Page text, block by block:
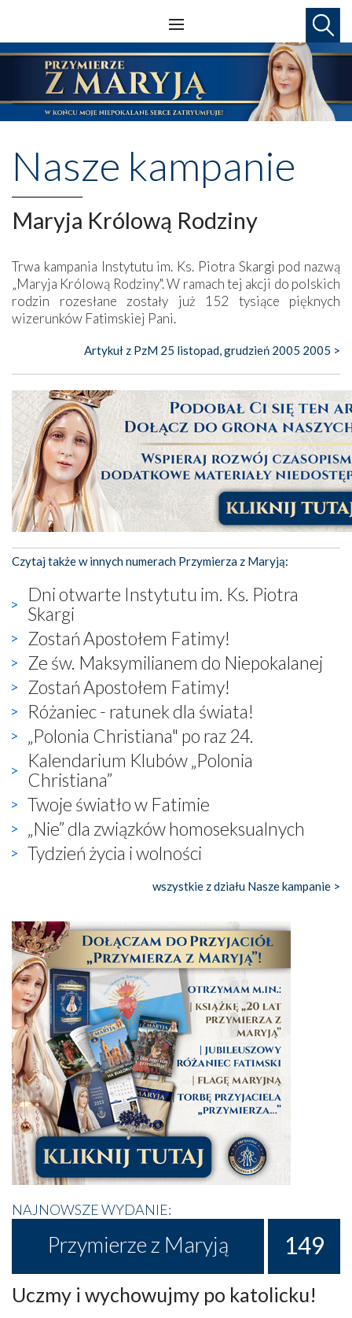
Nasze kampanie
Maryja Królową Rodziny
Trwa kampania Instytutu im. Ks. Piotra Skargi pod nazwą
„Maryja Królową Rodziny". W ramach tej akcji do polskich
rodzin rozesłane zostały już 152 tysiące pięknych
wizerunków Fatimskiej Pani.
Artykuł z PzM 25 listopad, grudzień 2005 2005 >
Czytaj także w innych numerach Przymierza z Maryją:
Dni otwarte Instytutu im. Ks. Piotra
Skargi
Zostań Apostołem Fatimy!
Ze św. Maksymilianem do Niepokalanej
Zostań Apostołem Fatimy!
Różaniec - ratunek dla świata!
„Polonia Christiana" po raz 24.
Kalendarium Klubów „Polonia
Christiana”
Twoje światło w Fatimie
„Nie” dla związków homoseksualnych
Tydzień życia i wolności
wszystkie z działu Nasze kampanie >
NAJNOWSZE WYDANIE:
Przymierze z Maryją 149
Uczmy i wychowujmy po katolicku!